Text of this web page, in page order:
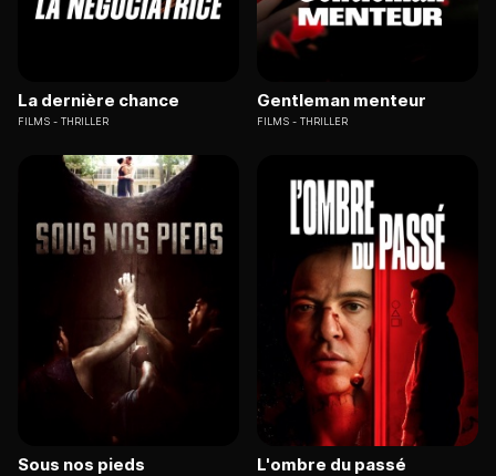
La dernière chance
FILMS THRILLER
Gentleman menteur
FILMS THRILLER
Sous nos pieds L'ombre du passé